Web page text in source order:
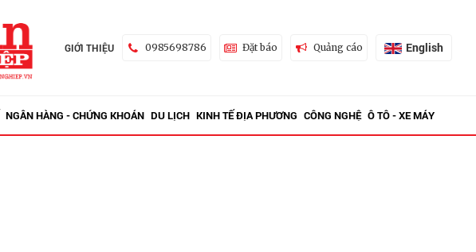
GIỚI THIỆU 0985698786 Đặt báo Quảng cáo English
NGÂN HÀNG - CHỨNG KHOÁN DU LỊCH KINH TẾ ĐỊA PHƯƠNG CÔNG NGHỆ Ô TÔ - XE MÁY